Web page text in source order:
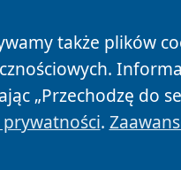
także plików
„Przechodzę do
.
Polityka Cookies